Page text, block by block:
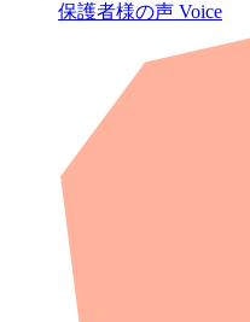
保護者様の声 Voice